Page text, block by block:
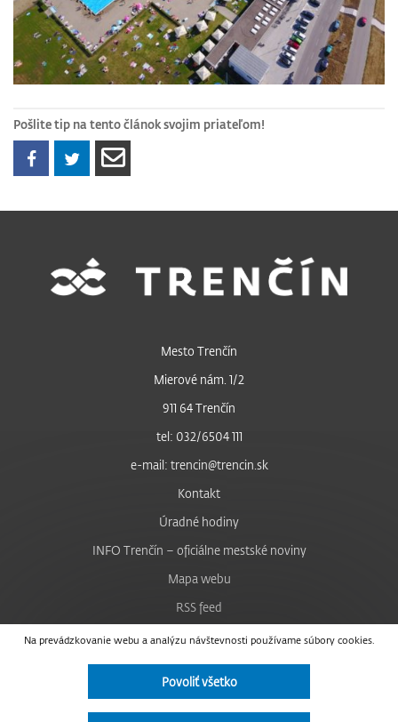
Pošlite tip na tento článok svojim priateľom!
Na prevádzkovanie webu a analýzu návštevnosti používame súbory cookies.
Povoliť všetko
Mesto Trenčín
Mierové nám. 1/2
911 64 Trenčín
tel: 032/6504 111
e-mail: trencin@trencin.sk
Kontakt
Úradné hodiny
INFO Trenčín – oficiálne mestské noviny
Mapa webu
RSS feed
Nastavenie cookies
Facebook